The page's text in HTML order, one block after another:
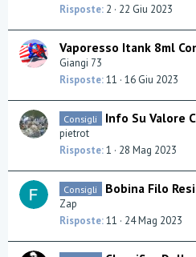
Risposte 2 22 Giu 2023
Vaporesso Itank 8ml
Giangi 73
Risposte 11 16 Giu 2023
Consigli Info Su Valore
pietrot
Risposte 1 28 Mag 2023
Consigli Bobina Filo
Zap
Risposte 11 24 Mag 2023